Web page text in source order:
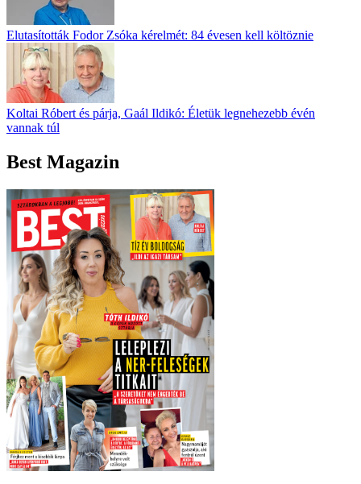
Elutasították Fodor Zsóka kérelmét: 84 évesen kell költöznie
Koltai Róbert és párja, Gaál Ildikó: Életük legnehezebb évén
vannak túl
Best Magazin